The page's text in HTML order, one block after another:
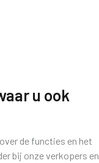
u ook
de functies en het
bij onze verkopers en